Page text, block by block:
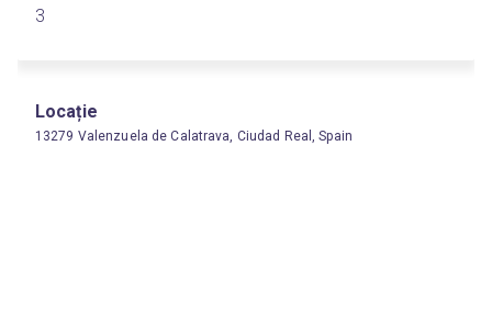
3
Locație
13279 Valenzuela de Calatrava, Ciudad Real, Spain